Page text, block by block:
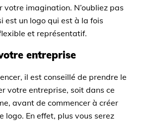
votre imagination. N’oubliez pas
est un logo qui est à la fois
et représentatif.
entreprise
il est conseillé de prendre le
votre entreprise, soit dans ce
avant de commencer à créer
logo. En effet, plus vous serez